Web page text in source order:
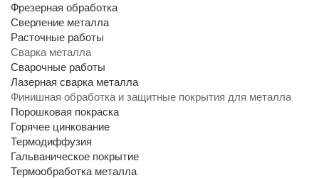
Фрезерная обработка
Сверление металла
Расточные работы
Сварка металла
Сварочные работы
Лазерная сварка металла
Финишная обработка и защитные покрытия для металла
Порошковая покраска
Горячее цинкование
Термодиффузия
Гальваническое покрытие
Термообработка металла